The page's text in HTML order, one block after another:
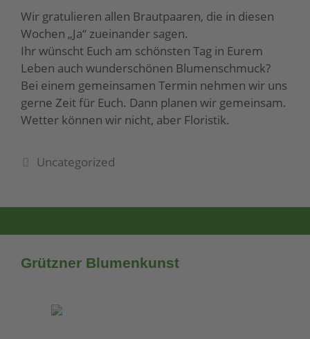
Wir gratulieren allen Brautpaaren, die in diesen
Wochen „Ja“ zueinander sagen.
Ihr wünscht Euch am schönsten Tag in Eurem
Leben auch wunderschönen Blumenschmuck?
Bei einem gemeinsamen Termin nehmen wir uns
gerne Zeit für Euch. Dann planen wir gemeinsam.
Wetter können wir nicht, aber Floristik.
Uncategorized
Grützner Blumenkunst